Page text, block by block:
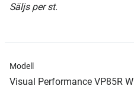
Säljs per st.
Modell
Visual Performance VP85R W